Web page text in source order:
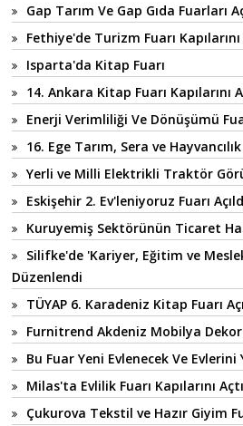
Gap Tarım Ve Gap Gıda Fuarları
Fethiye'de Turizm Fuarı Kapılarını
Isparta'da Kitap Fuarı
14. Ankara Kitap Fuarı Kapılarını
Enerji Verimliliği Ve Dönüşümü
16. Ege Tarım, Sera ve
Yerli ve Milli Elektrikli Traktör
Eskişehir 2. Ev'leniyoruz Fuarı
Kuruyemiş Sektörünün Ticaret
Silifke'de 'Kariyer, Eğitim ve
Düzenlendi
TÜYAP 6. Karadeniz Kitap Fuarı
Furnitrend Akdeniz Mobilya
Bu Fuar Yeni Evlenecek Ve
Milas'ta Evlilik Fuarı Kapılarını Açtı
Çukurova Tekstil ve Hazır Giyim